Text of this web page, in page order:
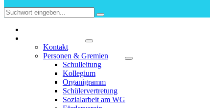
Kontakt
Personen & Gremien
Schulleitung
Kollegium
Organigramm
Schülervertretung
Sozialarbeit am WG